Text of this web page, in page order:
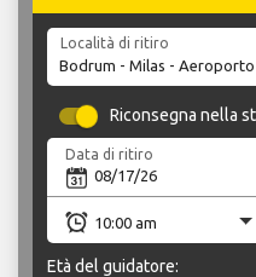
Località di ritiro
Riconsegna nella
Data di ritiro
Età del guidatore: